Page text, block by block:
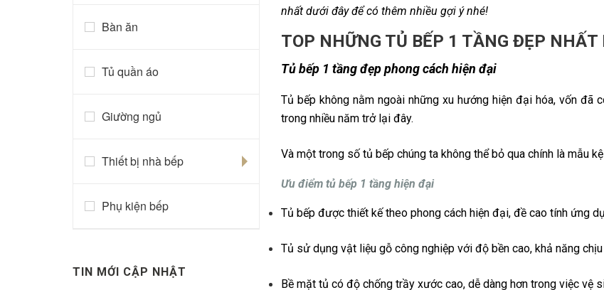
Bàn ăn
Tủ quần áo
Giường ngủ
Thiết bị nhà bếp
Phụ kiện bếp
TIN MỚI CẬP NHẬT
nhất dưới đây để có thêm nhiều gợi ý nhé!
TOP NHỮNG TỦ BẾP 1 TẦNG ĐẸP NHẤT
Tủ bếp 1 tầng đẹp phong cách hiện đại
Tủ bếp không nằm ngoài những xu hướng hiện đại hóa, vốn
trong nhiều năm trở lại đây.
Và một trong số tủ bếp chúng ta không thể bỏ qua chính là mẫu
Ưu điểm tủ bếp 1 tầng hiện đại
Tủ bếp được thiết kế theo phong cách hiện đại, đề cao tính ứng
Tủ sử dụng vật liệu gỗ công nghiệp với độ bền cao, khả năng
Bề mặt tủ có độ chống trầy xước cao, dễ dàng hơn trong việc vệ